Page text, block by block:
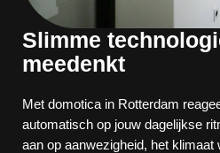
Slimme
meedenkt
Met domotica in Rotterdam
automatisch op jouw dagelijkse
aan op aanwezigheid, het klimaat